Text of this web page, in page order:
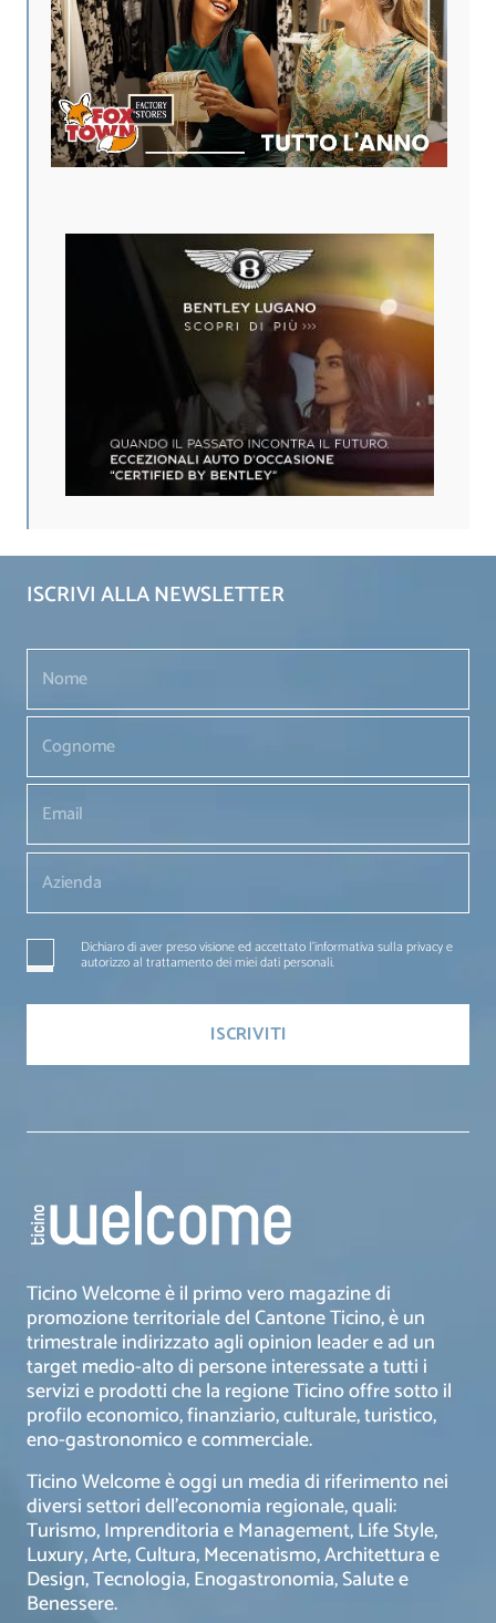
ISCRIVI ALLA NEWSLETTER
Dichiaro di aver preso visione ed accettato l'informativa sulla privacy e
autorizzo al trattamento dei miei dati personali.
Ticino Welcome è il primo vero magazine di
promozione territoriale del Cantone Ticino, è un
trimestrale indirizzato agli opinion leader e ad un
target medio-alto di persone interessate a tutti i
servizi e prodotti che la regione Ticino offre sotto il
profilo economico, finanziario, culturale, turistico,
eno-gastronomico e commerciale.
Ticino Welcome è oggi un media di riferimento nei
diversi settori dell’economia regionale, quali:
Turismo, Imprenditoria e Management, Life Style,
Luxury, Arte, Cultura, Mecenatismo, Architettura e
Design, Tecnologia, Enogastronomia, Salute e
Benessere.